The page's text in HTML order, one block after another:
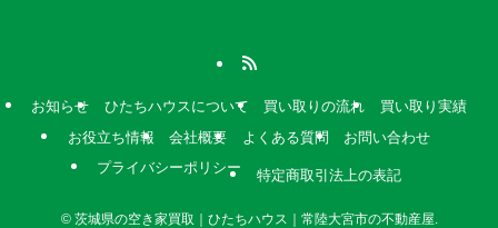
お知らせ ひたちハウスについて 買い取りの流れ
買い取り実績
お役立ち情報
会社概要 よくある質問
お問い合わせ
プライバシーポリシー
特定商取引法上の表記
©茨城県の空き家買取｜ひたちハウス｜常陸大宮市の不動産屋.